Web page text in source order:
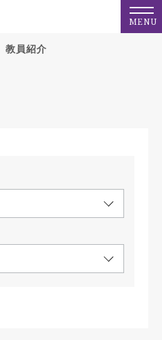
MENU
教員紹介